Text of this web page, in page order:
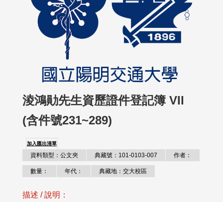
淩鴻勛先生資歷證件登記簿 VII
(含件號231~289)
加入匯出清單
資料類型：公文夾 典藏號：101-0103-007 作者：
數量： 年代： 典藏地：交大校區
描述 / 說明：